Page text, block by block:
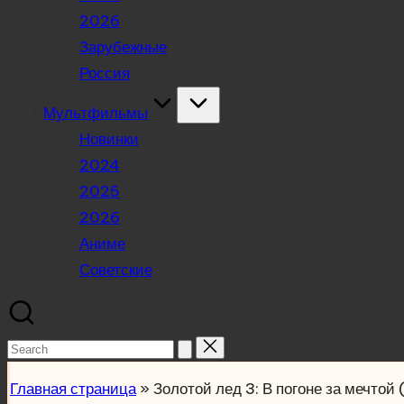
2026
Зарубежные
Россия
Мультфильмы
Новинки
2024
2025
2026
Аниме
Советские
Search
Главная страница» Золотой лед 3: В погоне за